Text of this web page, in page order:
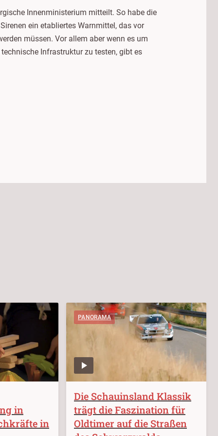
Innenministerium mitteilt. So habe die
ein etabliertes Warnmittel, das vor
müssen. Vor allem aber wenn es um
Infrastruktur zu testen, gibt es
in
in
PANORAMA
Die Schauinsland Klassik
trägt die Faszination für
Oldtimer auf die Straßen